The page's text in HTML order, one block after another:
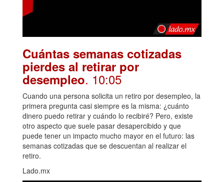
Cuántas semanas cotizadas
pierdes al retirar por
desempleo. 10:05
Cuando una persona solicita un retiro por desempleo, la
primera pregunta casi siempre es la misma: ¿cuánto
dinero puedo retirar y cuándo lo recibiré? Pero, existe
otro aspecto que suele pasar desapercibido y que
puede tener un impacto mucho mayor en el futuro: las
semanas cotizadas que se descuentan al realizar el
retiro.
Lado.mx